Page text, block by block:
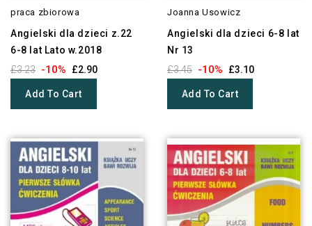
praca zbiorowa
Angielski dla dzieci z.22
6-8 lat Lato w.2018
£3.23 -10% £2.90
Add To Cart
Joanna Usowicz
Angielski dla dzieci 6-8 lat
Nr 13
£3.45 -10% £3.10
Add To Cart